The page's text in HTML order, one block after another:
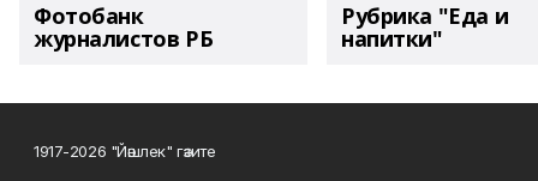
Фотобанк
журналистов РБ
Рубрика "Еда и
напитки"
1917-2026 "Йәшлек" гәзите